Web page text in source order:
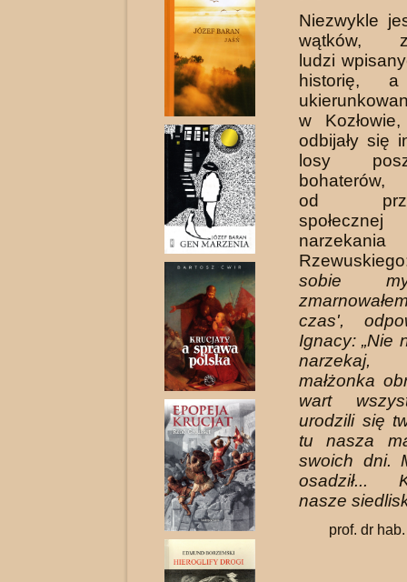
Niezwykle
wątków,
ludzi
hi­storię, a
w
odbijały się
losy
bohaterów,
od
sobie
czas',
Ignacy: „Nie
małżonka
wart
urodzili się
tu nasza
swoich dni.
osadził...
nasze
prof. dr